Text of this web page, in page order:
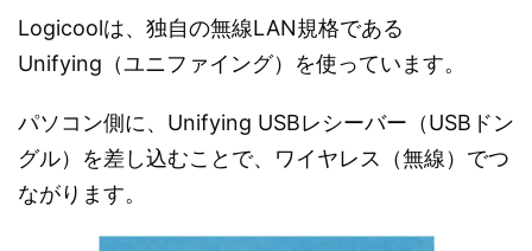
Logicoolは、独自の無線LAN規格である
Unifying（ユニファイング）を使っています。
パソコン側に、Unifying USBレシーバー（USBドン
グル）を差し込むことで、ワイヤレス（無線）でつ
ながります。